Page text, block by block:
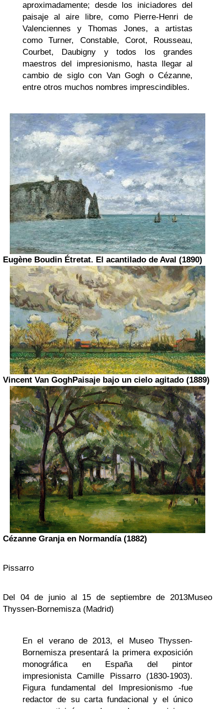
aproximadamente; desde los iniciadores del
paisaje al aire libre, como Pierre-Henri de
Valenciennes y Thomas Jones, a artistas
como Turner, Constable, Corot, Rousseau,
Courbet, Daubigny y todos los grandes
maestros del impresionismo, hasta llegar al
cambio de siglo con Van Gogh o Cézanne,
entre otros muchos nombres imprescindibles.
Eugène Boudin Étretat. El acantilado de Aval (1890)
Vincent Van GoghPaisaje bajo un cielo agitado (1889)
Cézanne Granja en Normandía (1882)
Pissarro
Del 04 de junio al 15 de septiembre de 2013Museo
Thyssen-Bornemisza (Madrid)
En el verano de 2013, el Museo Thyssen-
Bornemisza presentará la primera exposición
monográfica en España del pintor
impresionista Camille Pissarro (1830-1903).
Figura fundamental del Impresionismo -fue
redactor de su carta fundacional y el único